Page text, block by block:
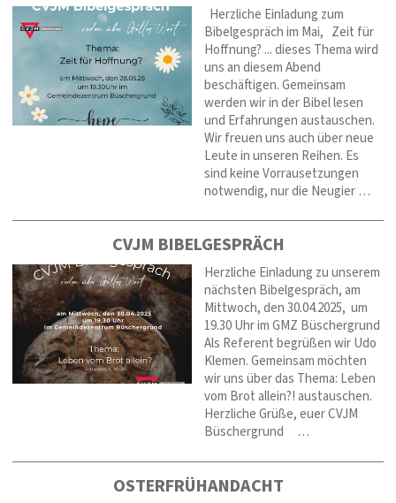
Herzliche Einladung zum
Bibelgespräch im Mai, Zeit für
Hoffnung? ... dieses Thema wird
uns an diesem Abend
beschäftigen. Gemeinsam
werden wir in der Bibel lesen
und Erfahrungen austauschen.
Wir freuen uns auch über neue
Leute in unseren Reihen. Es
sind keine Vorrausetzungen
notwendig, nur die Neugier …
CVJM BIBELGESPRÄCH
Herzliche Einladung zu unserem
nächsten Bibelgespräch, am
Mittwoch, den 30.04.2025, um
19.30 Uhr im GMZ Büschergrund
Als Referent begrüßen wir Udo
Klemen. Gemeinsam möchten
wir uns über das Thema: Leben
vom Brot allein?! austauschen.
Herzliche Grüße, euer CVJM
Büschergrund …
OSTERFRÜHANDACHT